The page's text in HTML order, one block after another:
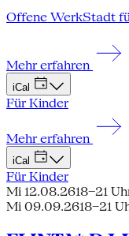
Offene WerkStadt
Mehr erfahren
iCal
Für Kinder
Mehr erfahren
iCal
Für Kinder
Mi 12.08.2618–21
Mi 09.09.2618–21